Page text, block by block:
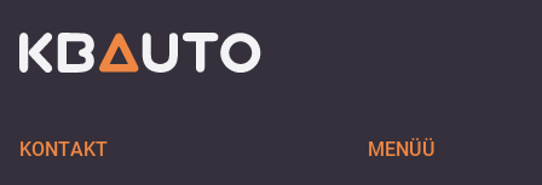
KONTAKT MENÜÜ